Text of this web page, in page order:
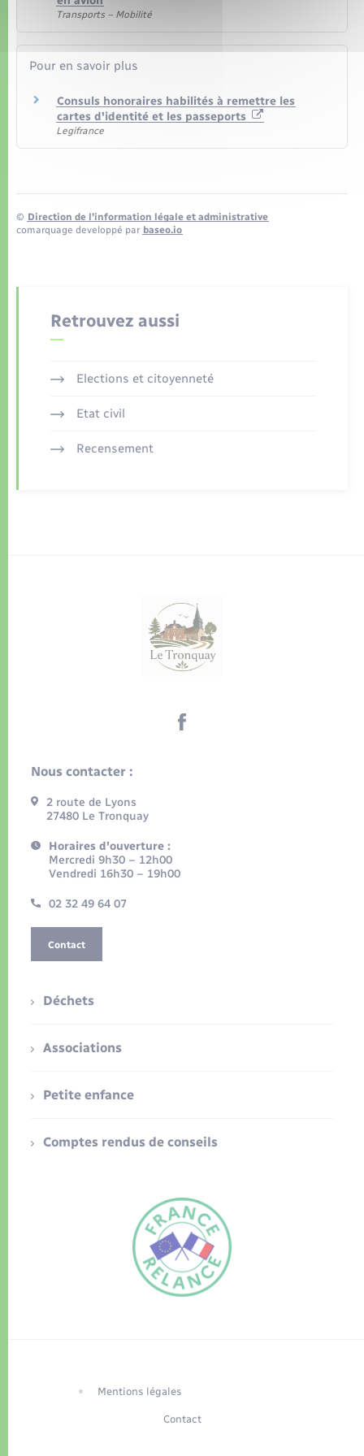
Transports – Mobilité
Pour en savoir plus
Consuls honoraires habilités à remettre les
cartes d'identité et les passeports
Legifrance
© Direction de l’information légale et administrative
comarquage developpé par baseo.io
Retrouvez aussi
Elections et citoyenneté
Etat civil
Recensement
Nous contacter :
2 route de Lyons
27480 Le Tronquay
Horaires d'ouverture :
Mercredi 9h30 – 12h00
Vendredi 16h30 – 19h00
02 32 49 64 07
Contact
Déchets
Associations
Petite enfance
Comptes rendus de conseils
Mentions légales
Contact